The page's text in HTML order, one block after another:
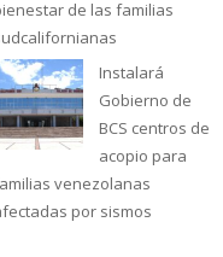
de las familias
Instalará
Gobierno de
BCS centros de
acopio para
venezolanas
por sismos